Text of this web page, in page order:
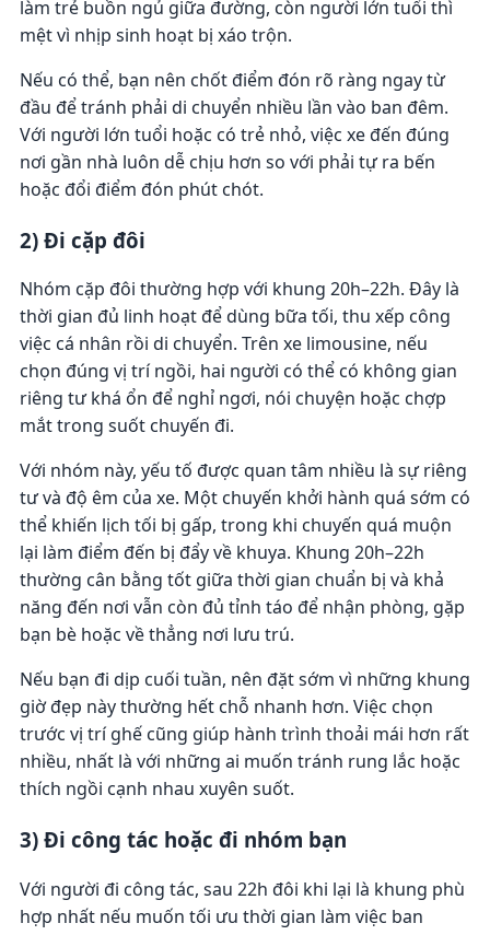
làm trẻ buồn ngủ giữa đường, còn người lớn tuổi thì
mệt vì nhịp sinh hoạt bị xáo trộn.
Nếu có thể, bạn nên chốt điểm đón rõ ràng ngay từ
đầu để tránh phải di chuyển nhiều lần vào ban đêm.
Với người lớn tuổi hoặc có trẻ nhỏ, việc xe đến đúng
nơi gần nhà luôn dễ chịu hơn so với phải tự ra bến
hoặc đổi điểm đón phút chót.
2) Đi cặp đôi
Nhóm cặp đôi thường hợp với khung 20h–22h. Đây là
thời gian đủ linh hoạt để dùng bữa tối, thu xếp công
việc cá nhân rồi di chuyển. Trên xe limousine, nếu
chọn đúng vị trí ngồi, hai người có thể có không gian
riêng tư khá ổn để nghỉ ngơi, nói chuyện hoặc chợp
mắt trong suốt chuyến đi.
Với nhóm này, yếu tố được quan tâm nhiều là sự riêng
tư và độ êm của xe. Một chuyến khởi hành quá sớm có
thể khiến lịch tối bị gấp, trong khi chuyến quá muộn
lại làm điểm đến bị đẩy về khuya. Khung 20h–22h
thường cân bằng tốt giữa thời gian chuẩn bị và khả
năng đến nơi vẫn còn đủ tỉnh táo để nhận phòng, gặp
bạn bè hoặc về thẳng nơi lưu trú.
Nếu bạn đi dịp cuối tuần, nên đặt sớm vì những khung
giờ đẹp này thường hết chỗ nhanh hơn. Việc chọn
trước vị trí ghế cũng giúp hành trình thoải mái hơn rất
nhiều, nhất là với những ai muốn tránh rung lắc hoặc
thích ngồi cạnh nhau xuyên suốt.
3) Đi công tác hoặc đi nhóm bạn
Với người đi công tác, sau 22h đôi khi lại là khung phù
hợp nhất nếu muốn tối ưu thời gian làm việc ban